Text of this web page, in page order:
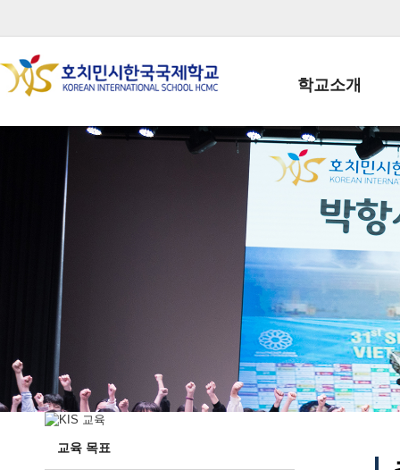
학교소개
학교장인사말
학생회장인사말
학교상징
학교 CI
교직원현황
학생현황
위치/전화
전경사진
교육 목표